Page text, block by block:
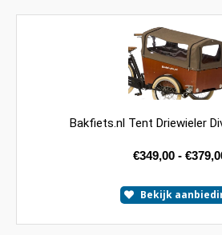
Bakfiets.nl Tent Driewieler
€349,00 - €
Bekijk